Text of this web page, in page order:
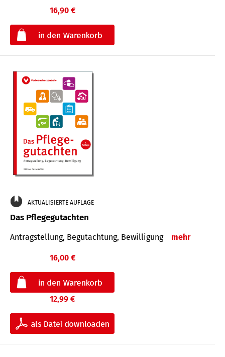
16,90 €
AKTUALISIERTE AUFLAGE
Das Pflegegutachten
Antragstellung, Begutachtung, Bewilligung mehr
16,00 €
12,99 €